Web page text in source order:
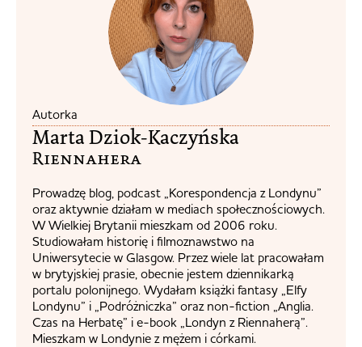
Autorka
Marta Dziok-Kaczyńska
Riennahera​
Prowadzę blog, podcast „Korespondencja z Londynu”
oraz aktywnie działam w mediach społecznościowych.
W Wielkiej Brytanii mieszkam od 2006 roku.
Studiowałam historię i filmoznawstwo na
Uniwersytecie w Glasgow. Przez wiele lat pracowałam
w brytyjskiej prasie, obecnie jestem dziennikarką
portalu polonijnego. Wydałam książki fantasy „Elfy
Londynu” i „Podróżniczka” oraz non-fiction „Anglia.
Czas na Herbatę” i e-book „Londyn z Riennaherą”.
Mieszkam w Londynie z mężem i córkami.